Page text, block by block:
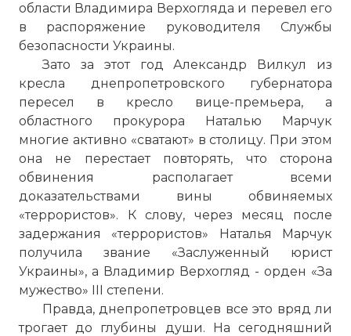
области Владимира Верхогляда и перевел его
в распоряжение руководителя Службы
безопасности Украины.
Зато за этот год Александр Вилкул из
кресла днепропетровского губернатора
пересел в кресло вице-премьера, а
областного прокурора Наталью Марчук
многие активно «сватают» в столицу. При этом
она не перестает повторять, что сторона
обвинения располагает всеми
доказательствами вины обвиняемых
«террористов». К слову, через месяц после
задержания «террористов» Наталья Марчук
получила звание «Заслуженный юрист
Украины», а Владимир Верхогляд - орден «За
мужество» III степени.
Правда, днепропетровцев все это вряд ли
трогает до глубины души. На сегодняшний